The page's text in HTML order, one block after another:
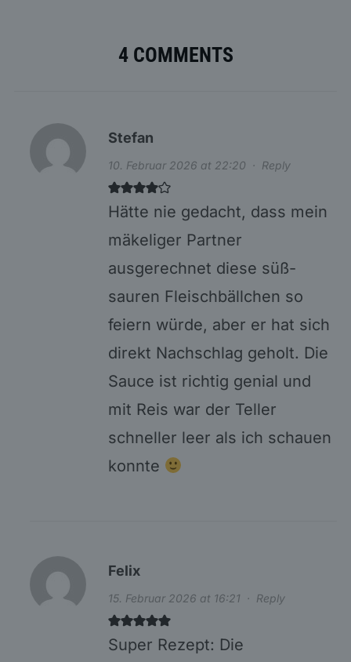
4 COMMENTS
Stefan
10. Februar 2026 at 22:20 · Reply
Hätte nie gedacht, dass mein
mäkeliger Partner
ausgerechnet diese süß-
sauren Fleischbällchen so
feiern würde, aber er hat sich
direkt Nachschlag geholt. Die
Sauce ist richtig genial und
mit Reis war der Teller
schneller leer als ich schauen
konnte
Felix
15. Februar 2026 at 16:21 · Reply
Super Rezept: Die